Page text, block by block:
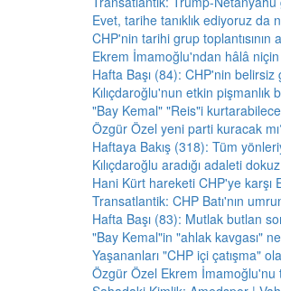
Evet, tarihe tanıklık ediyoruz da
CHP'nin tarihi grup toplantısının
Ekrem İmamoğlu'ndan hâlâ
Hafta Başı (84): CHP'nin belirsiz
Kılıçdaroğlu'nun etkin pişmanlık
"Bay Kemal" "Reis"i
Özgür Özel yeni parti kuracak
Haftaya Bakış (318): Tüm
Kılıçdaroğlu aradığı adaleti
Hani Kürt hareketi CHP'ye karşı
Transatlantik: CHP Batı'nın
Hafta Başı (83): Mutlak butlan
"Bay Kemal"in "ahlak kavgası" ne
Yaşananları "CHP içi çatışma"
Özgür Özel Ekrem İmamoğlu'nu